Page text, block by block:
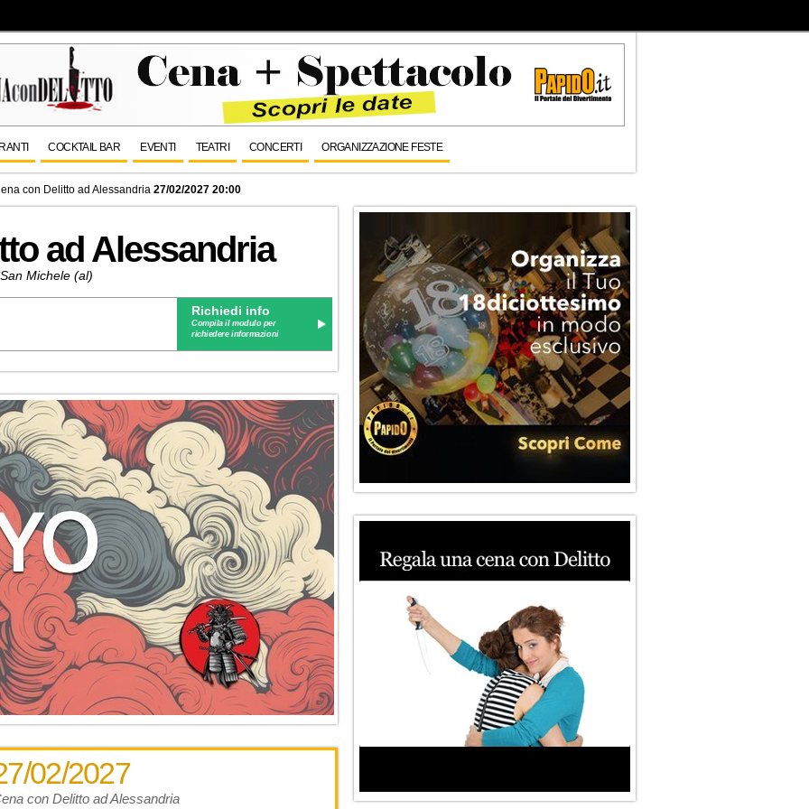
COCKTAIL BAR EVENTI TEATRI CONCERTI ORGANIZZAZIONE FESTE
con Delitto ad Alessandria 27/02/2027 20:00
ad Alessandria
Michele (al)
Richiedi info
Compila il modulo per
richiedere informazioni
02/2027
con Delitto ad Alessandria